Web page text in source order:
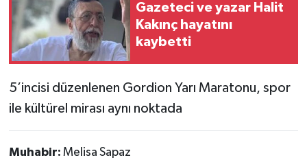
Gazeteci ve yazar Halit
Kakınç hayatını
kaybetti
5’incisi düzenlenen Gordion Yarı Maratonu, spor
ile kültürel mirası aynı noktada
Muhabir: Melisa Sapaz